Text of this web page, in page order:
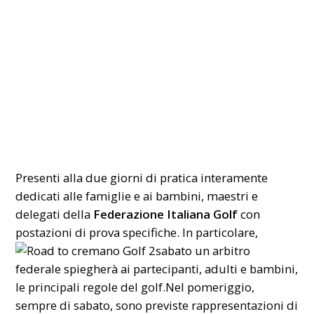
Presenti alla due giorni di pratica interamente
dedicati alle famiglie e ai bambini, maestri e
delegati della Federazione Italiana Golfcon
postazioni di prova specifiche. In particolare,
sabato un arbitro
federale spiegherà ai partecipanti, adulti e bambini,
le principali regole del golf.Nel pomeriggio,
sempre di sabato, sono previste rappresentazioni di